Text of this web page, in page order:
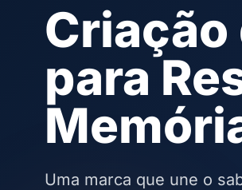
para
Uma marca que une o